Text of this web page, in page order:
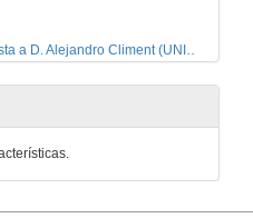
Entrevista a D. Alejandro Climent (UNIVERSAL ROBOTS)
de 2020